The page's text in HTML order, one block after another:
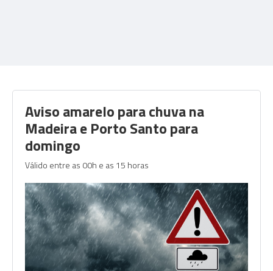
Aviso amarelo para chuva na
Madeira e Porto Santo para
domingo
Válido entre as 00h e as 15 horas